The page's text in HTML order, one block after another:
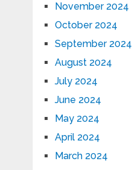
November 2024
October 2024
September 2024
August 2024
July 2024
June 2024
May 2024
April 2024
March 2024